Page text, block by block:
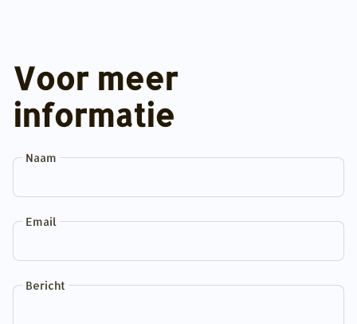
Voor meer
informatie
Naam
Email
Bericht